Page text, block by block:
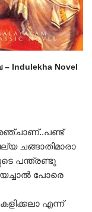
Indulekha Novel
ചങ്ങാതിമാരാ
പന്ത്രണ്ടു
പോരെ
എന്ന്